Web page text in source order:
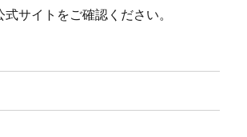
サイトをご確認ください。